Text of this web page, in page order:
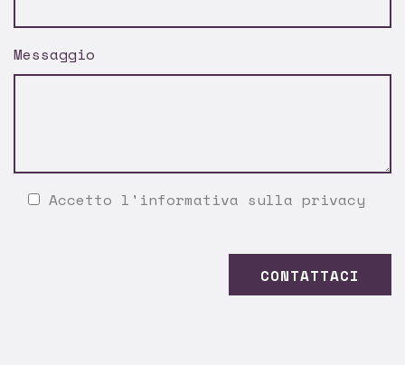
Messaggio
Accetto l' informativa sulla privacy